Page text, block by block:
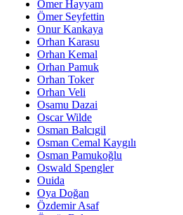
Ömer Hayyam
Ömer Seyfettin
Onur Kankaya
Orhan Karasu
Orhan Kemal
Orhan Pamuk
Orhan Toker
Orhan Veli
Osamu Dazai
Oscar Wilde
Osman Balcıgil
Osman Cemal Kaygılı
Osman Pamukoğlu
Oswald Spengler
Ouida
Oya Doğan
Özdemir Asaf